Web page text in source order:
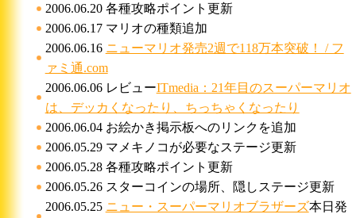
2006.06.20 各種攻略ポイント更新
2006.06.17 マリオの種類追加
2006.06.16 ニューマリオ発売2週で118万本突破！ / フ
ァミ通.com
2006.06.06 レビューITmedia：21年目のスーパーマリオ
は、デッカくなったり、ちっちゃくなったり
2006.06.04 お絵かき掲示板へのリンクを追加
2006.05.29 マメキノコが必要なステージ更新
2006.05.28 各種攻略ポイント更新
2006.05.26 スターコインの場所、隠しステージ更新
2006.05.25 ニュー・スーパーマリオブラザーズ本日発